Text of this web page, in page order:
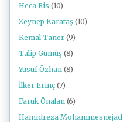
Heca Ris (10)
Zeynep Karataş (10)
Kemal Taner (9)
Talip Gümüş (8)
Yusuf Özhan (8)
İlker Erinç (7)
Faruk Önalan (6)
Hamidreza Mohammesnejad